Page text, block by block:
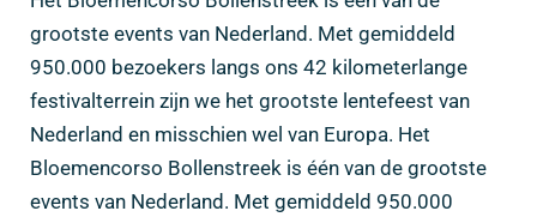
grootste events van Nederland. Met gemiddeld
950.000 bezoekers langs ons 42 kilometerlange
festivalterrein zijn we het grootste lentefeest van
Nederland en misschien wel van Europa. Het
Bloemencorso Bollenstreek is één van de grootste
events van Nederland. Met gemiddeld 950.000